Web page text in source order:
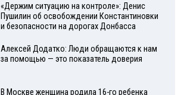
«Держим ситуацию на контроле»: Денис
Пушилин об освобождении Константиновки
и безопасности на дорогах Донбасса
Алексей Додатко: Люди обращаются к нам
за помощью — это показатель доверия
В Москве женщина родила 16-го ребенка